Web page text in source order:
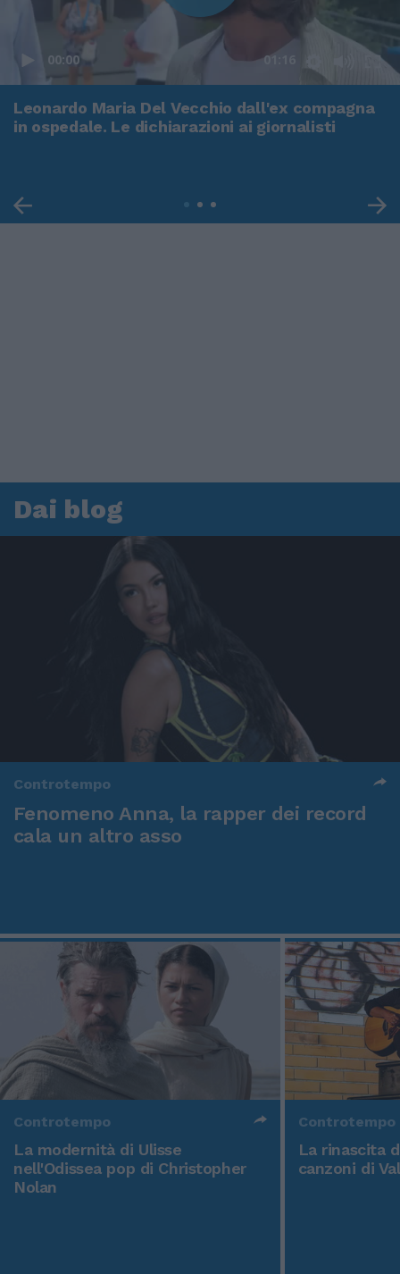
00:00 01:16
Leonardo Maria Del Vecchio dall'ex compagna
in ospedale. Le dichiarazioni ai giornalisti
Dai blog
Controtempo
Fenomeno Anna, la rapper dei record
cala un altro asso
Controtempo
La modernità di Ulisse
nell'Odissea pop di Christopher
Nolan
Controtempo
La rinascita
canzoni di